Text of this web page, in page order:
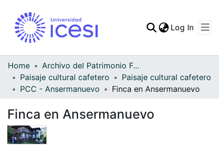
Statistics
Log In
Home
Archivo del Patrimonio Fotográfico y Fílmico del Valle del Cauca
Paisaje cultural cafetero
Paisaje cultural cafetero
PCC - Ansermanuevo
Finca en Ansermanuevo
Finca en Ansermanuevo